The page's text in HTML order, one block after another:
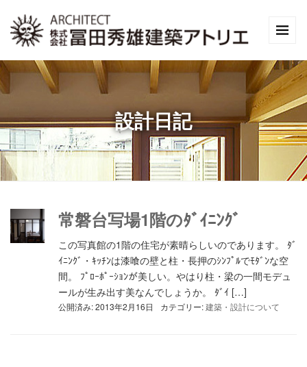
設計日記
常磐台写場1階のﾀﾞｲﾆﾝｸﾞ
この写真館の1階の住宅が素晴らしいのであります。 ﾀﾞ
ｲﾆﾝｸﾞ・ｷｯﾁﾝは漆喰の壁と柱・長押のｼﾝﾌﾟﾙでﾓﾀﾞﾝな空
間。 ﾌﾟﾛｰﾎﾟｰｼｮﾝが美しい。やはり柱・梁の一間モデュ
ールが生み出す美なんでしょうか。 ﾀﾞｲ […]
公開済み: 2013年2月16日 カテゴリー:建築・設計について